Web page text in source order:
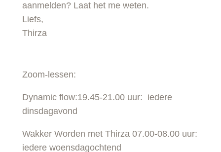
aanmelden? Laat het me weten.
Liefs,
Thirza
Zoom-lessen:
Dynamic flow:19.45-21.00 uur: iedere
dinsdagavond
Wakker Worden met Thirza 07.00-08.00 uur:
iedere woensdagochtend